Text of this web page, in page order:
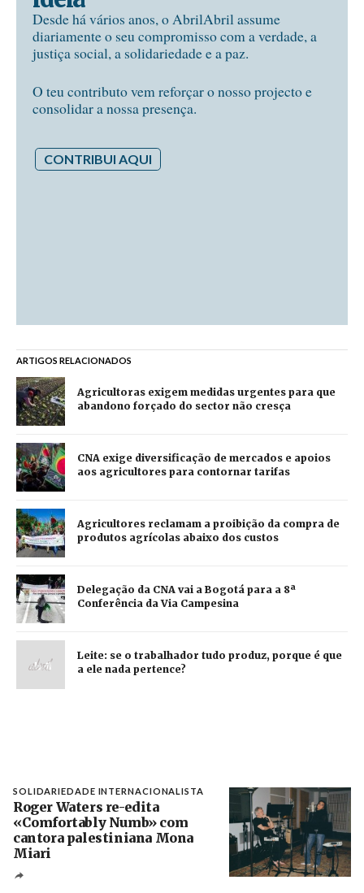
Desde há vários anos, o AbrilAbril assume
diariamente o seu compromisso com a verdade, a
justiça social, a solidariedade e a paz.
O teu contributo vem reforçar o nosso projecto e
consolidar a nossa presença.
CONTRIBUI AQUI
ARTIGOS RELACIONADOS
Agricultoras exigem medidas urgentes para que
abandono forçado do sector não cresça
CNA exige diversificação de mercados e apoios
aos agricultores para contornar tarifas
Agricultores reclamam a proibição da compra de
produtos agrícolas abaixo dos custos
Delegação da CNA vai a Bogotá para a 8ª
Conferência da Via Campesina
Leite: se o trabalhador tudo produz, porque é que
a ele nada pertence?
SOLIDARIEDADE INTERNACIONALISTA
Roger Waters re-edita
«Comfortably Numb» com
cantora palestiniana Mona
Miari